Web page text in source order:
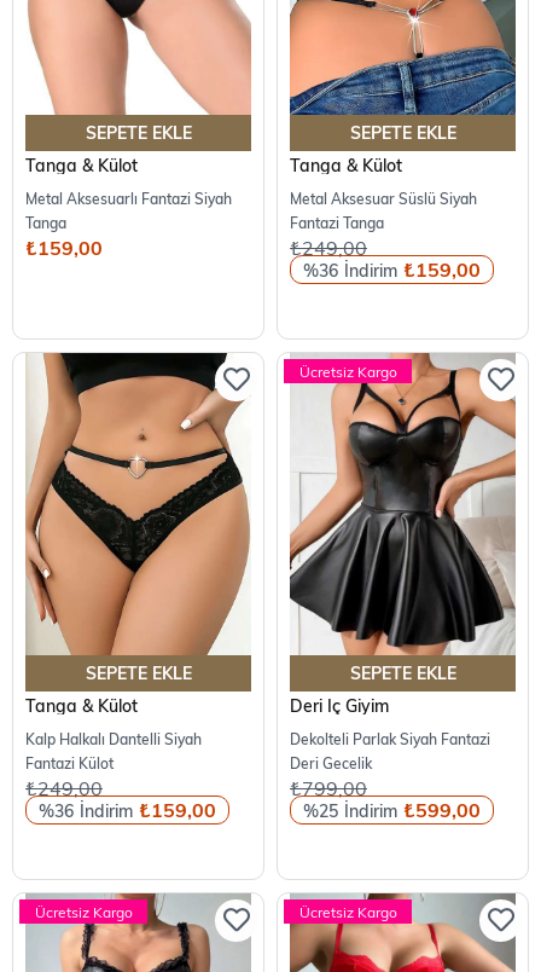
SEPETE EKLE
Tanga & Külot
Metal Aksesuarlı Fantazi Siyah
Tanga
₺159,00
SEPETE EKLE
Tanga & Külot
Metal Aksesuar Süslü Siyah
Fantazi Tanga
%36 ₺159,00
₺249,00
SEPETE EKLE
Tanga & Külot
Kalp Halkalı Dantelli Siyah
Fantazi Külot
%36 ₺159,00
₺249,00
SEPETE EKLE
Deri İç Giyim
Dekolteli Parlak Siyah Fantazi
Deri Gecelik
%25 ₺599,00
₺799,00
Ücretsiz Kargo
Ücretsiz Kargo Ücretsiz Kargo